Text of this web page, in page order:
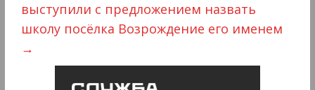
выступили с предложением назвать
школу посёлка Возрождение его именем
→